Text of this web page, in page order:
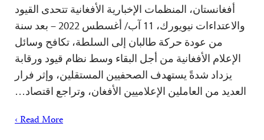
أفغانستان، المنظمات الإخبارية الأفغانية تتحدى القيود
والاعتداءات نيويورك، 11 آب/ أغسطس 2022 – بعد سنة
من عودة حركة طالبان إلى السلطة، تكافح وسائل
الإعلام الأفغانية من أجل البقاء وسط نظام قيود ورقابة
يزداد شدةً يستهدف الصحفيين المستقلين، وإثر فرار
العديد من العاملين الإعلاميين الأفغان، وتراجع اقتصاد…
Read More ›